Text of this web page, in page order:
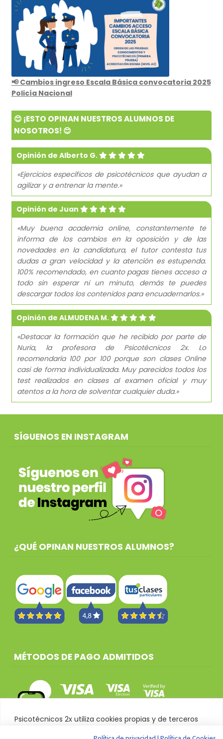
Psicotécnicos 2x utiliza cookies propias y de terceros
📢 Cambios ingreso Escala Básica convocatoria 2025
Policía Nacional
😊 ¡ESTO OPINAN NUESTROS ALUMNOS DE
NOSOTROS! 😊
Opinión de Alberto G.
«Ejercicios específicos de psicotécnicos que ayudan a
agilizar y a entrenar la mente.»
Opinión de Juan
«Muy buena academia online, constantemente te
informa de los cambios en la oposición y de las
novedades en la candidatura, el tutor contesta tus
dudas a gran velocidad y la atención es estupenda.
100% recomendado, en cuanto pagas tienes acceso a
todo sin esperar ni un minuto, demás te puedes
descargar todos los contenidos para encuadernarlos.»
Opinión de ALMUDENA M.
«Destacar la formación que he recibido por parte de
Nuria, la profesora de Psicotécnicos 2x. Lo
recomendaría 100 por 100 porque son clases Online
casi de forma individualizada. Muy parecidos todos los
test realizados en clases al examen oficial y muy
atentos a la hora de solventar cualquier duda.»
SÍGUENOS EN INSTAGRAM
¿QUÉ OPINAN NUESTROS ALUMNOS?
MÉTODOS DE PAGO ADMITIDOS